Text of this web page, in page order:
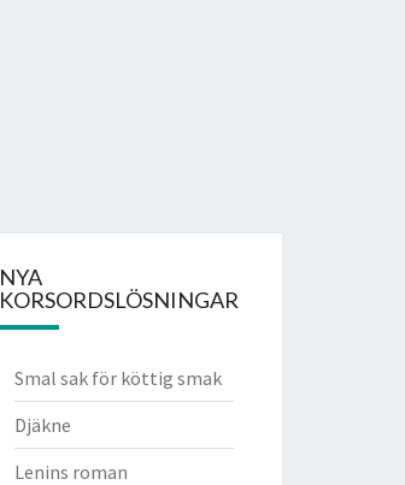
NYA
KORSORDSLÖSNINGAR
Smal sak för köttig smak
Djäkne
Lenins roman